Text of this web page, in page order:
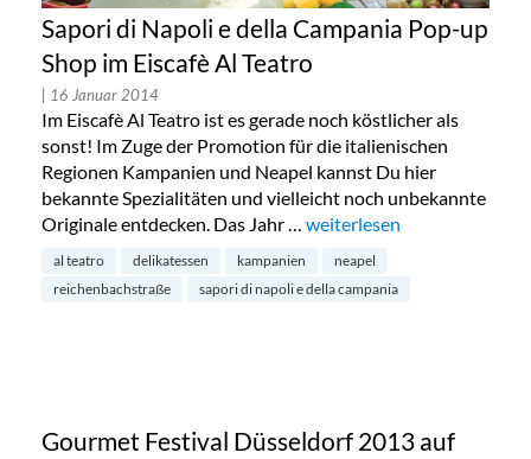
Sapori di Napoli e della Campania Pop-up
Shop im Eiscafè Al Teatro
| 16 Januar 2014
Im Eiscafè Al Teatro ist es gerade noch köstlicher als
sonst! Im Zuge der Promotion für die italienischen
Regionen Kampanien und Neapel kannst Du hier
bekannte Spezialitäten und vielleicht noch unbekannte
Originale entdecken. Das Jahr … „Sapori di Napoli e della
weiterlesen
al teatro delikatessen kampanien
neapel
reichenbachstraße
sapori di napoli e della campania
Gourmet Festival Düsseldorf 2013 auf